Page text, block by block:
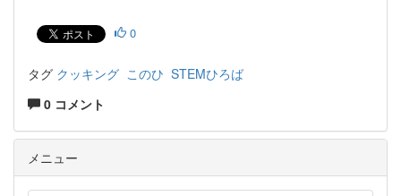
0
タグ クッキング このひ STEMひろば
0 コメント
メニュー